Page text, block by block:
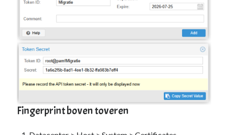
(1)
Tools(1)
UniFi(3)
VMware
VR(1)
ToDo / Clean Up(51)
Verjaardag(37)
Zonder categorie
Fingerprint boven toveren